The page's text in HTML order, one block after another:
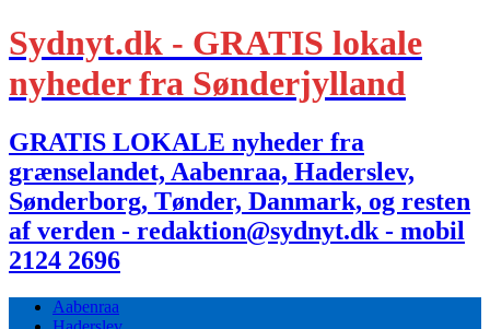
Sydnyt.dk - GRATIS lokale
nyheder fra Sønderjylland
GRATIS LOKALE nyheder fra
grænselandet, Aabenraa, Haderslev,
Sønderborg, Tønder, Danmark, og resten
af verden - redaktion@sydnyt.dk - mobil
2124 2696
Aabenraa